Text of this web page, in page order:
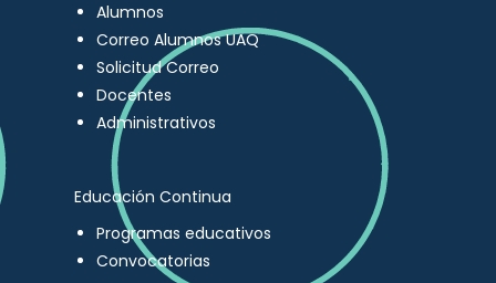
Alumnos
Correo Alumnos UAQ
Solicitud Correo
Docentes
Administrativos
Educación Continua
Programas educativos
Convocatorias